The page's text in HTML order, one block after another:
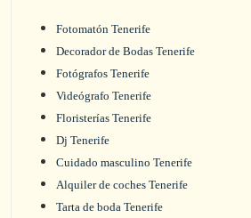
Fotomatón Tenerife
Decorador de Bodas Tenerife
Fotógrafos Tenerife
Videógrafo Tenerife
Floristerías Tenerife
Dj Tenerife
Cuidado masculino Tenerife
Alquiler de coches Tenerife
Tarta de boda Tenerife